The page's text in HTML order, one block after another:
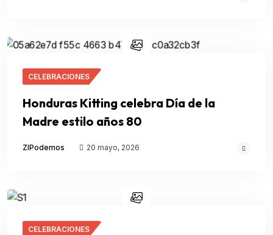
CELEBRACIONES
Honduras Kitting celebra Día de la
Madre estilo años 80
ZIPodemos 20 mayo, 2026
CELEBRACIONES